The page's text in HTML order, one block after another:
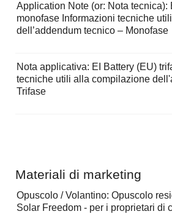
Application Note (or: Nota tecnica):
monofase Informazioni tecniche
dell’addendum tecnico – Monofase
Nota applicativa: EI Battery (EU)
tecniche utili alla compilazione
Trifase
Materiali di marketing
Opuscolo / Volantino: Opuscolo
Solar Freedom - per i proprietari di